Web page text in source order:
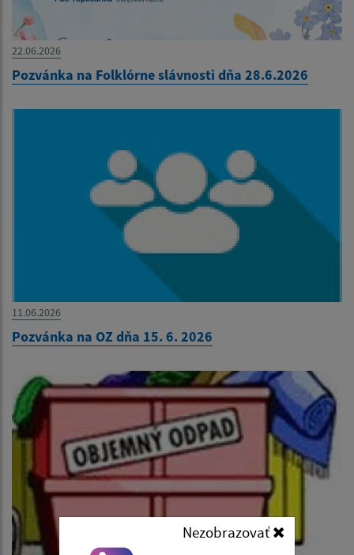
Nezobrazovať
22.06.2026
Pozvánka na Folklórne slávnosti dňa 28.6.2026
11.06.2026
Pozvánka na OZ dňa 15. 6. 2026